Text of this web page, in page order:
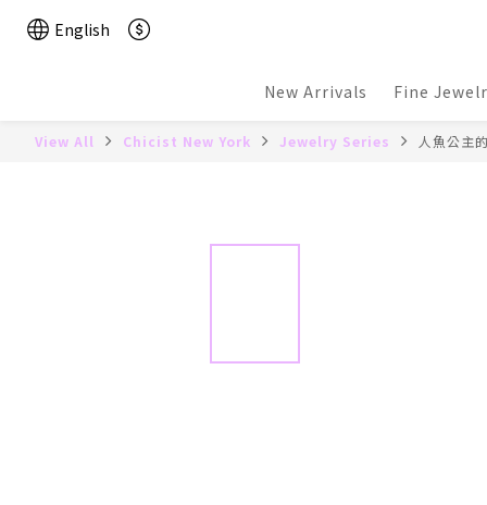
English
New Arrivals Fine
View All Chicist New York Jewelry Series 人魚公主